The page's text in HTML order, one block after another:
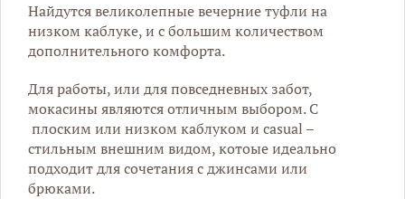
Найдутся великолепные вечерние туфли на
низком каблуке, и с большим количеством
дополнительного комфорта.
Для работы, или для повседневных забот,
мокасины являются отличным выбором. С
плоским или низком каблуком и casual –
стильным внешним видом, котоые идеально
подходит для сочетания с джинсами или
брюками.